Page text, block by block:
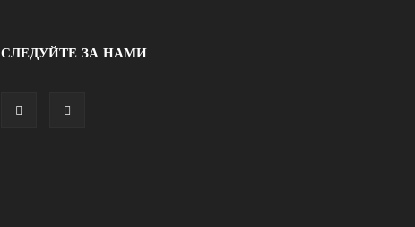
СЛЕДУЙТЕ ЗА НАМИ